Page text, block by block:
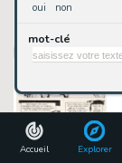
Accueil Explorer
oui non
mot-clé